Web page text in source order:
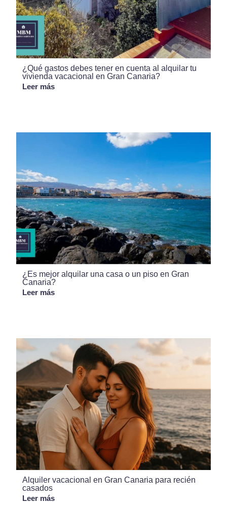
¿Qué gastos debes tener en cuenta al alquilar tu
vivienda vacacional en Gran Canaria?
Leer más
¿Es mejor alquilar una casa o un piso en Gran
Canaria?
Leer más
Alquiler vacacional en Gran Canaria para recién
casados
Leer más